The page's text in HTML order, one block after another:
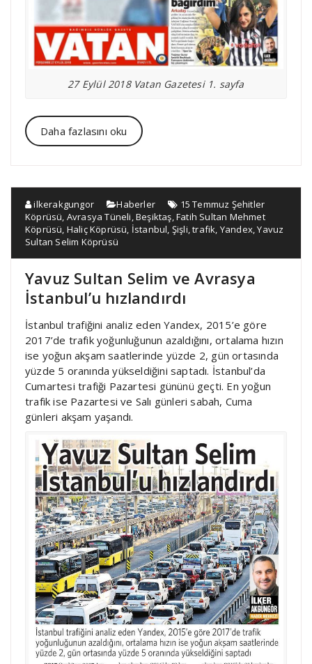
27 Eylül 2018 Vatan Gazetesi 1. sayfa
Daha fazlasını oku
ilkerakgungor Haberler
15 Temmuz Şehitler
Köprüsü, Avrasya Tüneli,Beşiktaş,Fatih Sultan Mehmet
Köprüsü, Haliç Köprüsü, İstanbul, Şişli,trafik, Yandex,Yavuz
Sultan Selim Köprüsü
Yavuz Sultan Selim ve Avrasya
İstanbul’u hızlandırdı
İstanbul trafiğini analiz eden Yandex, 2015’e göre
2017’de trafik yoğunluğunun azaldığını, ortalama hızın
ise yoğun akşam saatlerinde yüzde 2, gün ortasında
yüzde 5 oranında yükseldiğini saptadı. İstanbul’da
Cumartesi trafiği Pazartesi gününü geçti. En yoğun
trafik ise Pazartesi ve Salı günleri sabah, Cuma
günleri akşam yaşandı.